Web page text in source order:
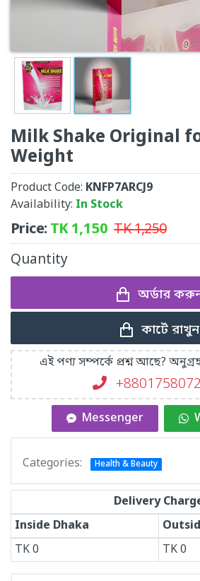
Milk Shake Original
Weight
Product Code: KNFP7ARCJ9
Availability: In Stock
Price:TK1,150 TK1,250
Quantity
অর্ডার
কার্টে রাখুন
এই পণ্য সম্পর্কে প্রশ্ন আছে?
Messenger
Categories: Health & Beauty
Delivery
Inside Dhaka
TK0 TK0